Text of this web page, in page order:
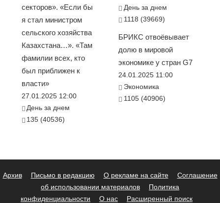
секторов». «Если бы
я стал министром
сельского хозяйства
Казахстана…». «Там
фамилии всех, кто
был приближен к
власти»
27.01.2025 12:00
День за днем
135 (40536)
День за днем
1118 (39669)
БРИКС отвоёвывает
долю в мировой
экономике у стран G7
24.01.2025 11:00
Экономика
1105 (40906)
Архив Письмо в редакцию О рекламе на сайте
Соглашение
об использовании материалов
Политика
конфиденциальности
О нас Расширенный поиск